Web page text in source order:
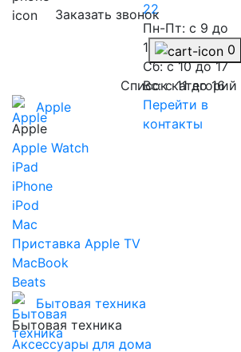
22
Пн-Пт: с 9 до
18
Сб: с 10 до 17
Вс: с 11 до 16
Перейти в
контакты
Заказать звонок
0
Список категорий
Apple
Apple
Apple Watch
iPad
iPhone
iPod
Mac
Приставка Apple TV
MacBook
Beats
Бытовая техника
Бытовая техника
Аксессуары для дома